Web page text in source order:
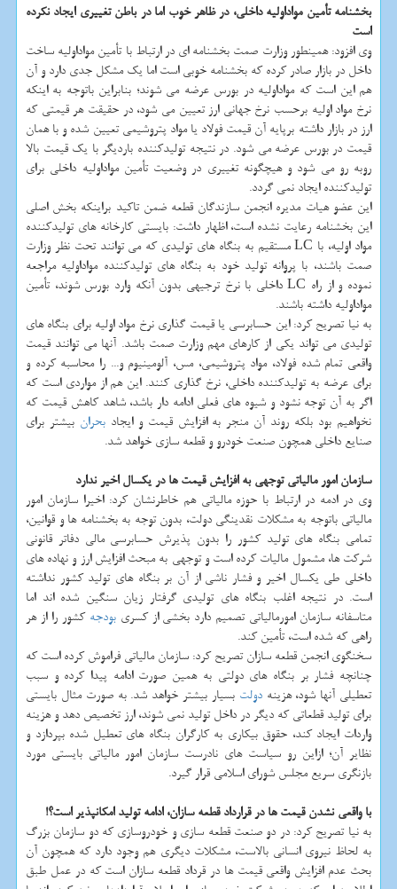
بخشنامه تأمین مواداولیه داخلی، در ظاهر خوب اما در باطن تغییری ایجاد نکرده
است
وی افزود: همینطور وزارت صمت بخشنامه ای در ارتباط با تأمین مواداولیه ساخت
داخل در بازار صادر کرده که بخشنامه خوبی است اما یک مشکل جدی دارد و آن
هم این است که مواداولیه در بورس عرضه می شوند؛ بنابراین باتوجه به اینکه
نرخ مواد اولیه برحسب نرخ جهانی ارز تعیین می شود، در حقیقت هر قیمتی که
ارز در بازار داشته برپایه آن قیمت فولاد یا مواد پتروشیمی تعیین شده و با همان
قیمت در بورس عرضه می شود. در نتیجه تولیدکننده باردیگر با یک قیمت بالا
روبه رو می شود و هیچگونه تغییری در وضعیت تأمین مواداولیه داخلی برای
تولیدکننده ایجاد نمی گردد.
این عضو هیات مدیره انجمن سازندگان قطعه ضمن تاکید براینکه بخش اصلی
این بخشنامه رعایت نشده است، اظهار داشت: بایستی کارخانه های تولیدکننده
مواد اولیه، با LC مستقیم به بنگاه های تولیدی که می توانند تحت نظر وزارت
صمت باشند، با پروانه تولید خود به بنگاه های تولیدکننده مواداولیه مراجعه
نموده و از راه LC داخلی با نرخ ترجیهی بدون آنکه وارد بورس شوند، تأمین
مواداولیه داشته باشند.
به نیا تصریح کرد: این حسابرسی یا قیمت گذاری نرخ مواد اولیه برای بنگاه های
تولیدی می تواند یکی از کارهای مهم وزارت صمت باشد. آنها می توانند قیمت
واقعی تمام شده فولاد، مواد پتروشیمی، مس، آلومینیوم و... را محاسبه کرده و
برای عرضه به تولیدکننده داخلی، نرخ گذاری کنند. این هم از مواردی است که
اگر به آن توجه نشود و شیوه های فعلی ادامه دار باشد، شاهد کاهش قیمت که
نخواهیم بود بلکه روند آن منجر به افزایش قیمت و ایجادبحران بیشتر برای
صنایع داخلی همچون صنعت خودرو و قطعه سازی خواهد شد.
سازمان امور مالیاتی توجهی به افزایش قیمت ها در یکسال اخیر ندارد
وی در ادمه در ارتباط با حوزه مالیاتی هم خاطرنشان کرد: اخیرا سازمان امور
مالیاتی باتوجه به مشکلات نقدینگی دولت، بدون توجه به بخشنامه ها و قوانین،
تمامی بنگاه های تولید کشور را بدون پذیرش حسابرسی مالی دفاتر قانونی
شرکت ها، مشمول مالیات کرده است و توجهی به مبحث افزایش ارز و نهاده های
داخلی طی یکسال اخیر و فشار ناشی از آن بر بنگاه های تولید کشور نداشته
است. در نتیجه اغلب بنگاه های تولیدی گرفتار زیان سنگین شده اند اما
متاسفانه سازمان امورمالیاتی تصمیم دارد بخشی از کسریبودجه کشور را از هر
راهی که شده است، تأمین کند.
سخنگوی انجمن قطعه سازان تصریح کرد: سازمان مالیاتی فراموش کرده است که
چنانچه فشار بر بنگاه های دولتی به همین صورت ادامه پیدا کرده و سبب
تعطیلی آنها شود، هزینهدولت بسیار بیشتر خواهد شد. به صورت مثال بایستی
برای تولید قطعاتی که دیگر در داخل تولید نمی شوند، ارز تخصیص دهد و هزینه
واردات ایجاد کند، حقوق بیکاری به کارگران بنگاه های تعطیل شده بپردازد و
نظایر آن؛ ازاین رو سیاست های نادرست سازمان امور مالیاتی بایستی مورد
بازنگری سریع مجلس شورای اسلامی قرار گیرد.
با واقعی نشدن قیمت ها در قرارداد قطعه سازان، ادامه تولید امکانپذیر است؟!
به نیا تصریح کرد: در دو صنعت قطعه سازی و خودروسازی که دو سازمان بزرگ
به لحاظ نیروی انسانی بالاست، مشکلات دیگری هم وجود دارد که همچون آن
بحث عدم افزایش واقعی قیمت ها در قرداد قطعه سازان است که در عمل طبق